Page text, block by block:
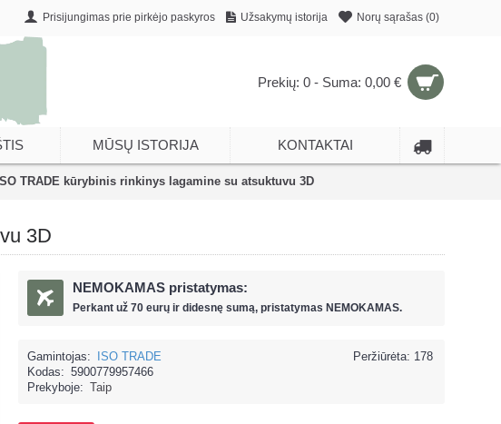
Prisijungimas prie pirkėjo paskyros Užsakymų istorija Norų sąrašas (0)
Prekių: 0 - Suma: 0,00 €
MŪSŲ ISTORIJA KONTAKTAI
TRADE kūrybinis rinkinys lagamine su atsuktuvu 3D
3D
NEMOKAMAS pristatymas:
Perkant už 70 eurų ir didesnę sumą, pristatymas NEMOKAMAS.
Peržiūrėta: 178
Gamintojas:
ISO TRADE
Kodas: 5900779957466
Prekyboje: Taip